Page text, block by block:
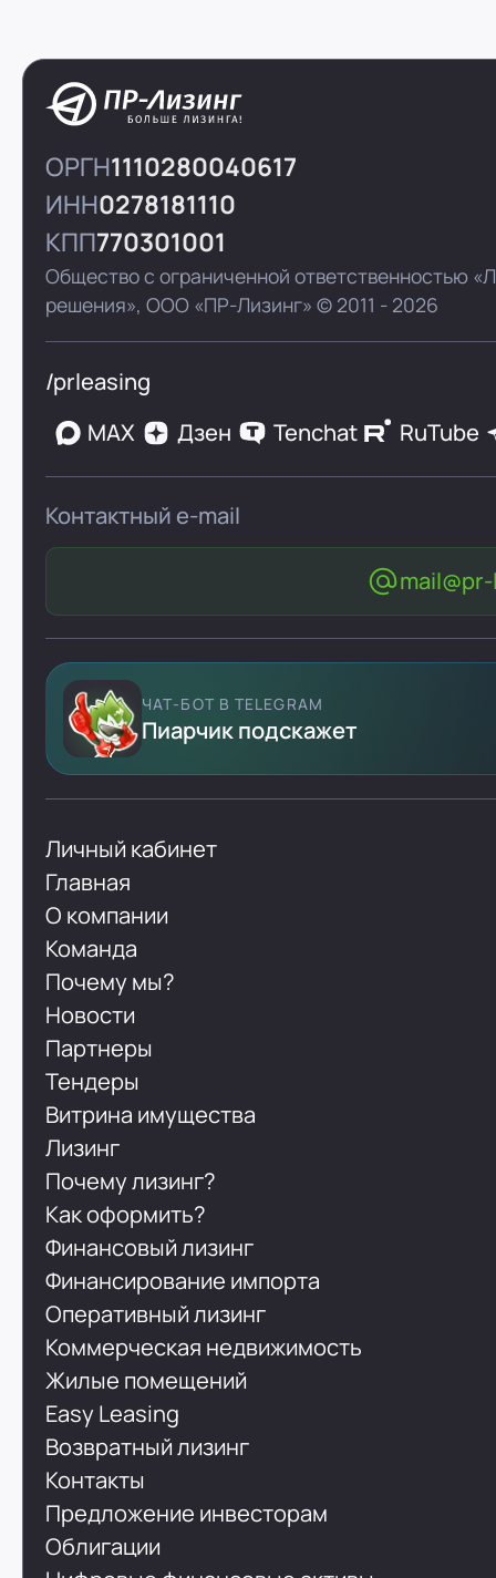
ОРГН1110280040617
ИНН0278181110
КПП770301001
Общество с ограниченной ответственностью
решения»,ООО «ПР-Лизинг» © 2011 - 2026
/prleasing
MAX
Дзен Tenchat RuTube
Контактный e-mail
ЧАТ-БОТ В TELEGRAM
Пиарчик подскажет
Личный кабинет
Главная
О компании
Команда
Почему мы?
Новости
Партнеры
Тендеры
Витрина имущества
Лизинг
Почему лизинг?
Как оформить?
Финансовый лизинг
Финансирование импорта
Оперативный лизинг
Коммерческая недвижимость
Жилые помещений
Easy Leasing
Возвратный лизинг
Контакты
Предложение инвесторам
Облигации